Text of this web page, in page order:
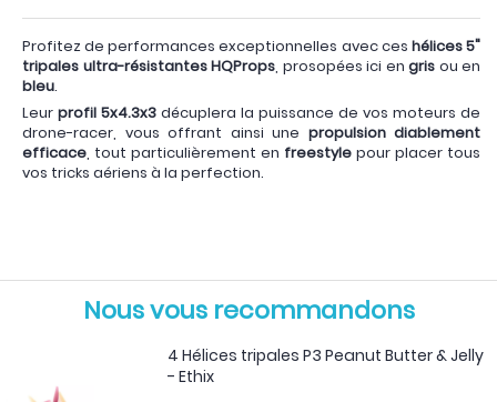
Profitez de performances exceptionnelles avec ces hélices 5"
tripales ultra-résistantes HQProps, prosopées ici en gris ou en
bleu.
Leur profil 5x4.3x3 décuplera la puissance de vos moteurs de
drone-racer, vous offrant ainsi une propulsion diablement
efficace, tout particulièrement en freestyle pour placer tous
vos tricks aériens à la perfection.
Nous vous recommandons
4 Hélices tripales P3 Peanut Butter & Jelly
- Ethix